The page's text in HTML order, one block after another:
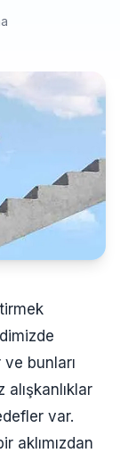
bunları
var.
aklımızdan